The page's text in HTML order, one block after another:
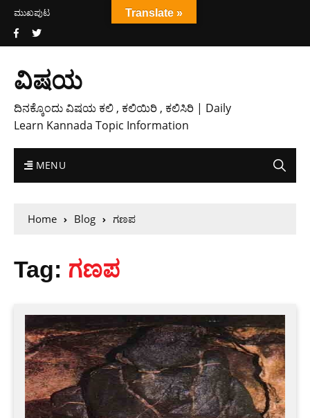
ಮುಖಪುಟ
ವಿಷಯ
ದಿನಕ್ಕೊಂದು ವಿಷಯ ಕಲಿ , ಕಲಿಯಿರಿ , ಕಲಿಸಿರಿ | Daily
Learn Kannada Topic Information
MENU
Home Blog ಗಣಪ
Tag: ಗಣಪ
Translate »